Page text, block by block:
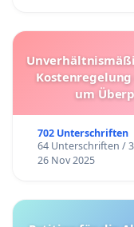
um
702 Unterschriften
64 Unterschriften /
26 Nov 2025